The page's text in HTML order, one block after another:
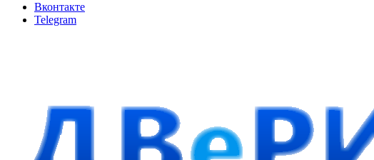
Вконтакте
Telegram